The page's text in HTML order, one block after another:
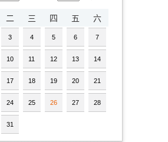
二 三 四 五 六
3 4 5 6 7
10 11 12 13 14
17 18 19 20 21
24 25 26 27 28
31